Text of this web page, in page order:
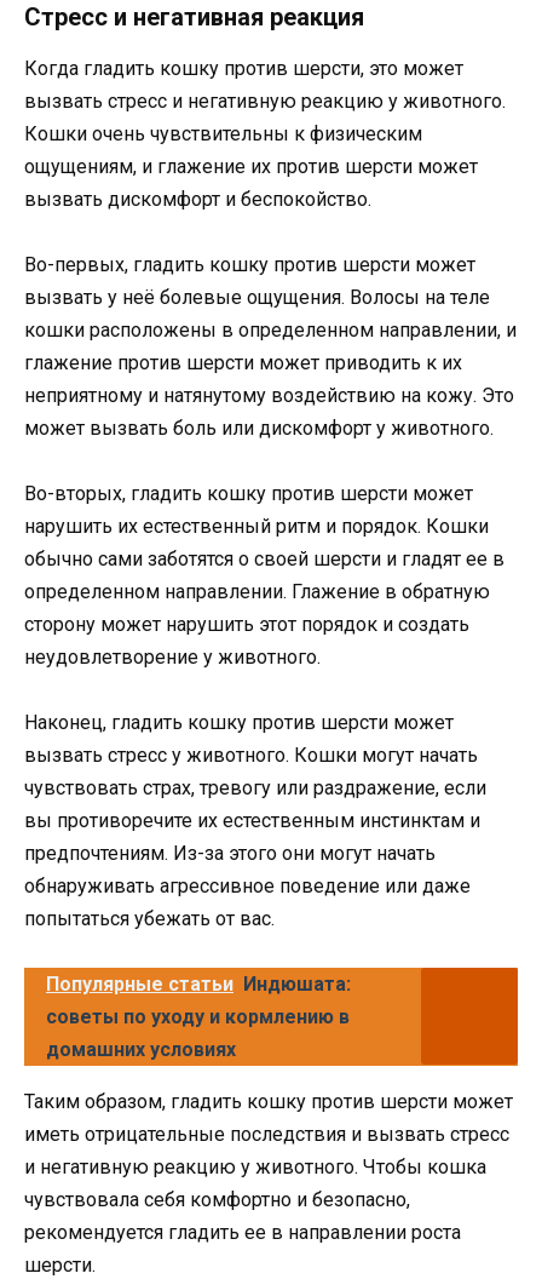
Стресс и негативная реакция
Когда гладить кошку против шерсти, это может
вызвать стресс и негативную реакцию у животного.
Кошки очень чувствительны к физическим
ощущениям, и глажение их против шерсти может
вызвать дискомфорт и беспокойство.
Во-первых, гладить кошку против шерсти может
вызвать у неё болевые ощущения. Волосы на теле
кошки расположены в определенном направлении, и
глажение против шерсти может приводить к их
неприятному и натянутому воздействию на кожу. Это
может вызвать боль или дискомфорт у животного.
Во-вторых, гладить кошку против шерсти может
нарушить их естественный ритм и порядок. Кошки
обычно сами заботятся о своей шерсти и гладят ее в
определенном направлении. Глажение в обратную
сторону может нарушить этот порядок и создать
неудовлетворение у животного.
Наконец, гладить кошку против шерсти может
вызвать стресс у животного. Кошки могут начать
чувствовать страх, тревогу или раздражение, если
вы противоречите их естественным инстинктам и
предпочтениям. Из-за этого они могут начать
обнаруживать агрессивное поведение или даже
попытаться убежать от вас.
Популярные статьи Индюшата:
советы по уходу и кормлению в
домашних условиях
Таким образом, гладить кошку против шерсти может
иметь отрицательные последствия и вызвать стресс
и негативную реакцию у животного. Чтобы кошка
чувствовала себя комфортно и безопасно,
рекомендуется гладить ее в направлении роста
шерсти.